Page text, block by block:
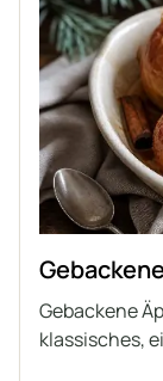
Gebackene
klassisches,